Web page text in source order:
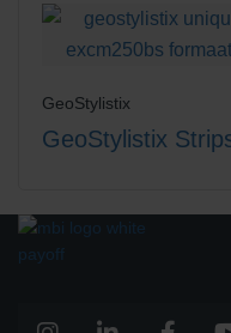
Titaan
GeoStylistix
GeoStylistix